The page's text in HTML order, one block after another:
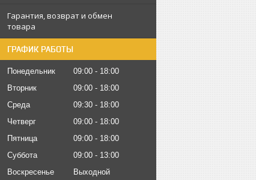
Гарантия, возврат и обмен
товара
ГРАФИК РАБОТЫ
Понедельник 09:00
18:00
Вторник
09:00
18:00
Среда
09:30
18:00
Четверг
09:00
18:00
Пятница
09:00
18:00
Суббота
09:00
13:00
Воскресенье
Выходной